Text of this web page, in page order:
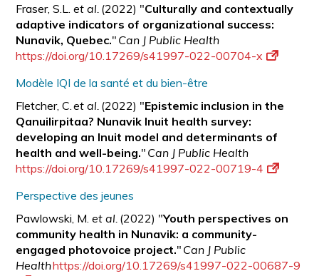
Fraser, S.L.et al. (2022) "Culturally and contextually
adaptive indicators of organizational success:
Nunavik, Quebec." Can J Public Health
https://doi.org/10.17269/s41997-022-00704-x
Modèle IQI de la santé et du bien-être
Fletcher, C.et al. (2022) "Epistemic inclusion in the
Qanuilirpitaa? Nunavik Inuit health survey:
developing an Inuit model and determinants of
health and well-being." Can J Public Health
https://doi.org/10.17269/s41997-022-00719-4
Perspective des jeunes
Pawlowski, M.et al. (2022) "Youth perspectives on
community health in Nunavik: a community-
engaged photovoice project." Can J Public
Healthhttps://doi.org/10.17269/s41997-022-00687-9